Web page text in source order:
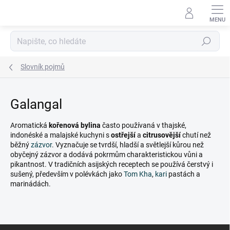
Hledat
Slovník pojmů
Galangal
Aromatická kořenová bylina často používaná v thajské,
indonéské a malajské kuchyni sostřejšía citrusovějšíchutí než
běžnýzázvor. Vyznačuje se tvrdší, hladší a světlejší kůrou než
obyčejný zázvor a dodává pokrmům charakteristickou vůni a
pikantnost. V tradičních asijských receptech se používá čerstvý i
sušený, především v polévkách jakoTom Kha, kari pastách a
marinádách.